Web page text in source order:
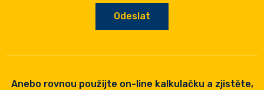
Anebo rovnou použijte on-line kalkulačku a zjistěte,